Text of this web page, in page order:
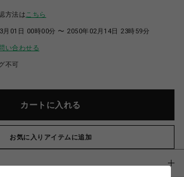
方法は こちら
月01日 00時00分 〜 2050年02月14日 23時59分
い合わせる
不可
カートに入れる
お気に入りアイテムに追加